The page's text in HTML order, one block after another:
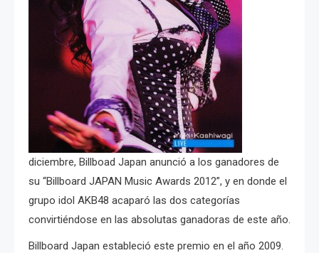
diciembre, Billboad Japan anunció a los ganadores de
su “Billboard JAPAN Music Awards 2012”, y en donde el
grupo idol AKB48 acaparó las dos categorías
convirtiéndose en las absolutas ganadoras de este año.
Billboard Japan estableció este premio en el año 2009.